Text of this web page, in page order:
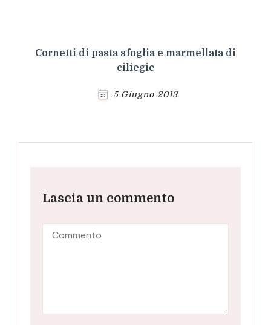
Cornetti di pasta sfoglia e marmellata di
ciliegie
5 Giugno 2013
Lascia un commento